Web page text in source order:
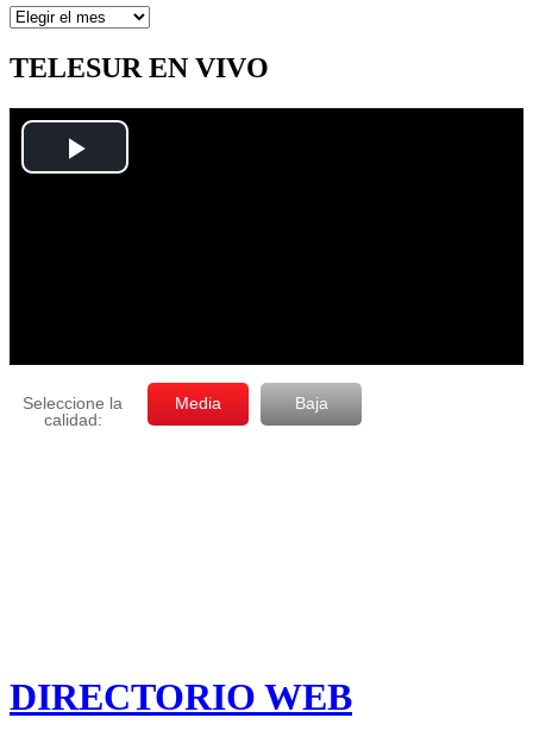
Artículos
mes
TELESUR EN VIVO
DIRECTORIO WEB